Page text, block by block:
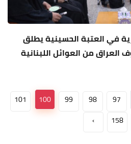
في العتبة الحسينية يطلق
من العوائل اللبنانية
97
98
99
100
101
158
›